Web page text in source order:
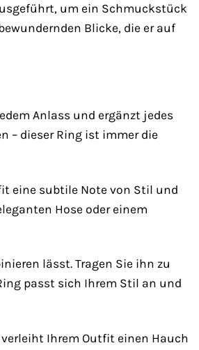
um ein Schmuckstück
Blicke, die er auf
Anlass und ergänzt jedes
– dieser Ring ist immer die
eine subtile Note von Stil und
Hose oder einem
lässt. Tragen Sie ihn zu
passt sich Ihrem Stil an und
verleiht Ihrem Outfit einen Hauch